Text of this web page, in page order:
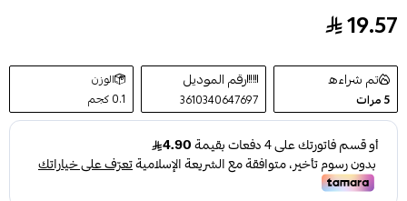
شامبو الترا دو فائق التغذية بالزيتون الاسطوري من غارنييه
19.57
تم شراءه
5مرات
رقم الموديل
3610340647697
الوزن
0.1 كجم